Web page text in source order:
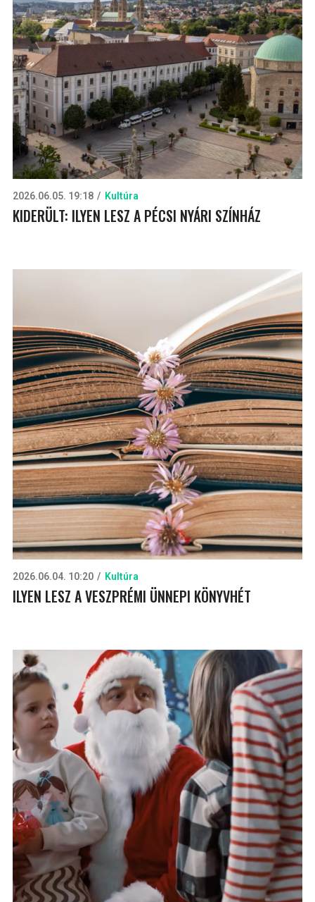
2026.06.05. 19:18 Kultúra
KIDERÜLT: ILYEN LESZ A PÉCSI NYÁRI SZÍNHÁZ
2026.06.04. 10:20 Kultúra
ILYEN LESZ A VESZPRÉMI ÜNNEPI KÖNYVHÉT